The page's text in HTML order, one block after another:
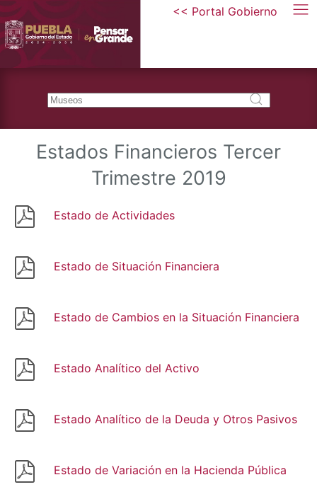
<< Portal Gobierno
Estados Financieros Tercer
Trimestre 2019
Estado de Actividades
Estado de Situación Financiera
Estado de Cambios en la Situación Financiera
Estado Analítico del Activo
Estado Analítico de la Deuda y Otros Pasivos
Estado de Variación en la Hacienda Pública